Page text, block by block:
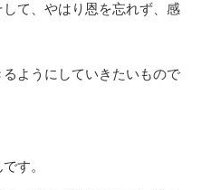
て、やはり恩を忘れず、感
ようにしていきたいもので
す。